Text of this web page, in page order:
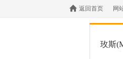
 返回首页 网
玫斯